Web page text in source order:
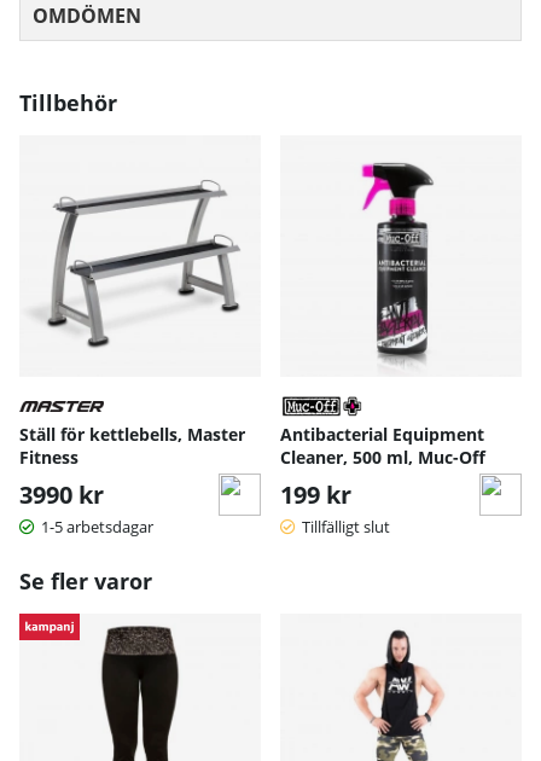
OMDÖMEN
Tillbehör
Ställ för kettlebells, Master
Fitness
3990 kr
1-5 arbetsdagar
Antibacterial Equipment
Cleaner, 500 ml, Muc-Off
199 kr
Tillfälligt slut
Se fler varor